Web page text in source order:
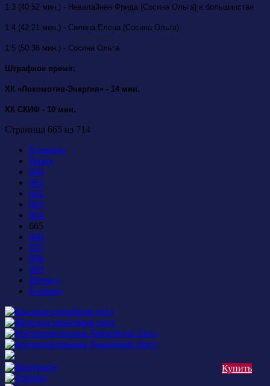
1:3 (40:52 мин.) - Невалайнен Фрида (Сосина Ольга) в большинстве
1:4 (42:21 мин.) - Силина Елена (Сосина Ольга)
1:5 (50:36 мин.) - Сосина Ольга
Штрафное время:
ХК «Локомотив-Энергия» - 14 мин.
ХК СКИФ - 10 мин.
Страница 665 из 714
В начало
Назад
660
661
662
663
664
665
666
667
668
669
Вперед
В конец
Купить